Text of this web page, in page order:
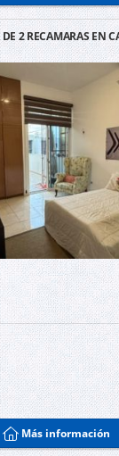
2 RECAMARAS EN
Más información